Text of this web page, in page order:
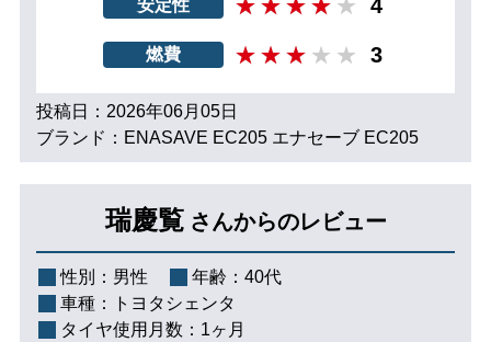
安定性 4
燃費 3
投稿日：2026年06月05日
ブランド：ENASAVE EC205 エナセーブ EC205
瑞慶覧 さんからのレビュー
性別： 男性 年齢： 40代
車種：
トヨタシェンタ
タイヤ使用月数： 1ヶ月